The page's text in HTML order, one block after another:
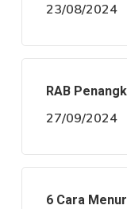
23/08/2024
RAB
27/09/2024
6 Cara